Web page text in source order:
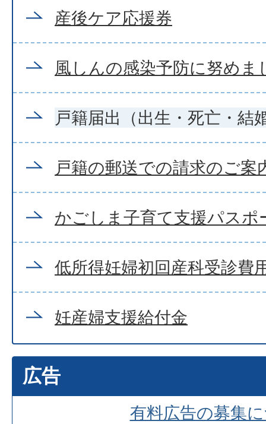
産後ケア応援券
風しんの感染予防に努めま
戸籍届出（出生・死亡・結
戸籍の郵送での請求のご案
かごしま子育て支援パスポ
低所得妊婦初回産科受診費
妊産婦支援給付金
広告
有料広告の募集